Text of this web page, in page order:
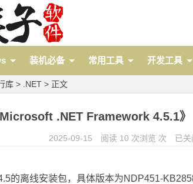
装机必备 常用工具 开发工具
库 > .NET > 正文
Microsoft .NET Framework 4.5.1
2025-09-15 阅读 10 次浏览 次 已
的离线安装包，具体版本为NDP451-